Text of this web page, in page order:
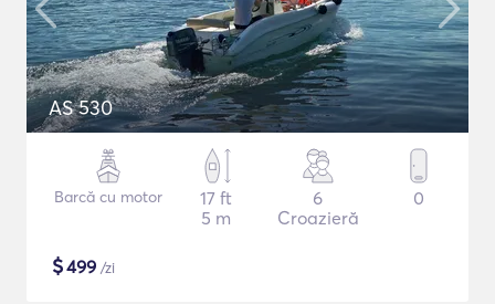
AS 530
Barcă cu motor
17 ft
5 m
6
Croazieră
0
$499 /zi